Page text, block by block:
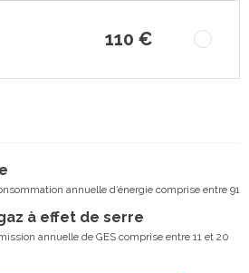
110 €
annuelle d’énergie comprise entre 91
à effet de serre
annuelle de GES comprise entre 11 et 20